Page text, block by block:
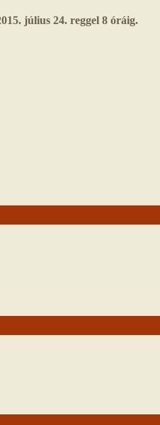
július 24. reggel 8 óráig.